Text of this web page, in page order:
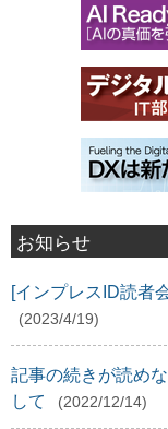
お知らせ
[インプレスID読者
(2023/4/19)
記事の続きが読め
して
(2022/12/14)